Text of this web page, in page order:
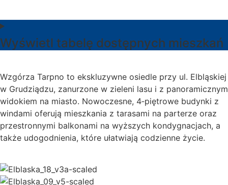
Wyświetl tabelę dostępnych mieszkań
Wzgórza Tarpno to ekskluzywne osiedle przy ul. Elbląskiej
w Grudziądzu, zanurzone w zieleni lasu i z panoramicznym
widokiem na miasto. Nowoczesne, 4‑piętrowe budynki z
windami oferują mieszkania z tarasami na parterze oraz
przestronnymi balkonami na wyższych kondygnacjach, a
także udogodnienia, które ułatwiają codzienne życie.